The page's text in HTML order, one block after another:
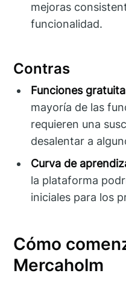
mejoras
funcionalidad.
Contras
Funciones
mayoría de las
requieren una
desalentar a
Curva de
la plataforma
iniciales para los
Cómo
Mercaholm